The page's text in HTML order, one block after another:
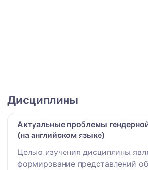
Дисциплины
Актуальные проблемы
(на английском языке)
Целью изучения дисциплины
формирование представлений